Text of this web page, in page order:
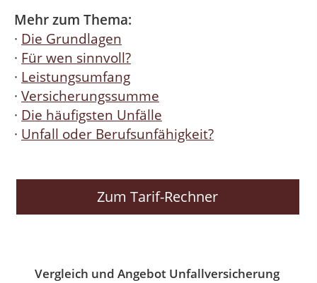
Mehr zum Thema:
· Die Grundlagen
· Für wen sinnvoll?
· Leistungsumfang
· Versicherungssumme
· Die häufigsten Unfälle
· Unfall oder Berufsunfähigkeit?
Zum Tarif-Rechner
Vergleich und Angebot Unfallversicherung